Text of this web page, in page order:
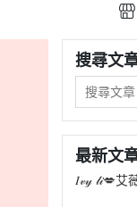
┕對釦
┕免打孔搜尋文
最新文
𝐼𝓋𝓎 𝓁𝒾💋